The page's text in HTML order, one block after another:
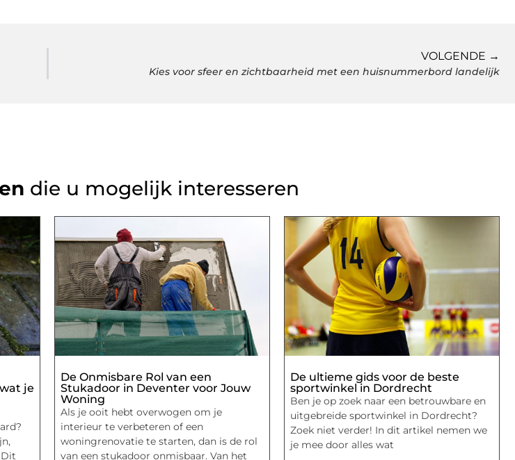
VOLGENDE →
Kies voor sfeer en zichtbaarheid met een huisnummerbord landelijk
die u mogelijk interesseren
je
De Onmisbare Rol van een
Stukadoor in Deventer voor Jouw
Woning
Als je ooit hebt overwogen om je
interieur te verbeteren of een
woningrenovatie te starten, dan is de rol
van een stukadoor onmisbaar. Van het
De ultieme gids voor de beste
sportwinkel in Dordrecht
Ben je op zoek naar een betrouwbare en
uitgebreide sportwinkel in Dordrecht?
Zoek niet verder! In dit artikel nemen we
je mee door alles wat